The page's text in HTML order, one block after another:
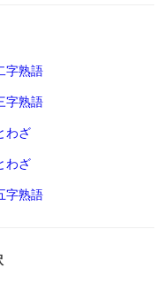
字熟語
字熟語
わざ
わざ
字熟語